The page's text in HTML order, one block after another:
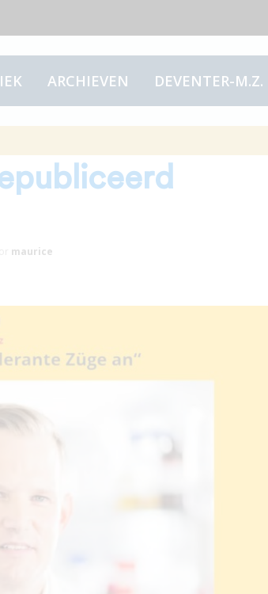
ARCHIEVEN DEVENTER-M.Z.
soort interview
maurice